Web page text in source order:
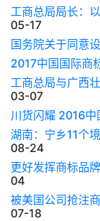
工商总局局长：
05-17
国务院关于同意
2017中国国际商
工商总局与广西
03-07
川货闪耀 2016
湖南：宁乡11个
08-24
更好发挥商标品
04
被美国公司抢注
07-18